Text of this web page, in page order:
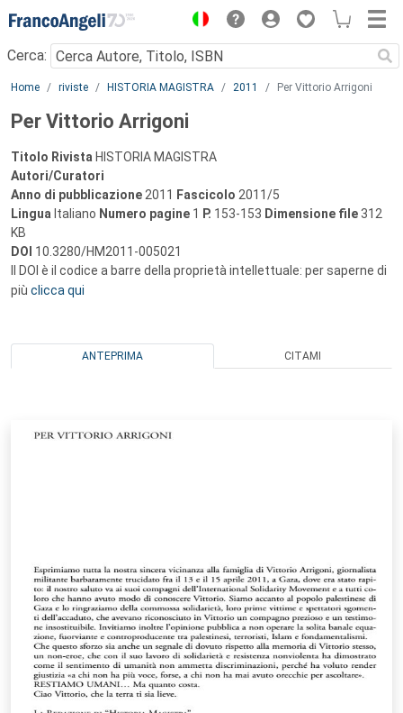
Menu
Cerca:
Main content
Home riviste HISTORIA MAGISTRA 2011 Per Vittorio Arrigoni
Per Vittorio Arrigoni
Titolo Rivista HISTORIA MAGISTRA
Autori/Curatori
Anno di pubblicazione 2011 Fascicolo 2011/5
Lingua Italiano Numero pagine 1 P. 153-153 Dimensione file 312
KB
DOI 10.3280/HM2011-005021
Il DOI è il codice a barre della proprietà intellettuale: per saperne di
più clicca qui
ANTEPRIMA CITAMI